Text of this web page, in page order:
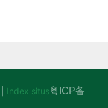
Index situs粤ICP备